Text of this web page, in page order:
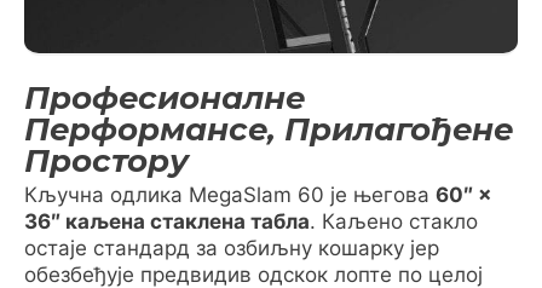
Професионалне
Перформансе, Прилагођене
Простору
Кључна одлика MegaSlam 60 је његова 60″ ×
36″ каљена стаклена табла. Каљено стакло
остаје стандард за озбиљну кошарку јер
обезбеђује предвидив одскок лопте по целој